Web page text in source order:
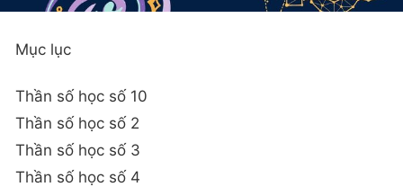
Mục lục
Thần số học số 10
Thần số học số 2
Thần số học số 3
Thần số học số 4